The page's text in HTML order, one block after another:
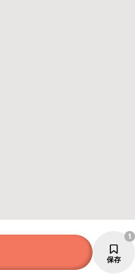
保存
1